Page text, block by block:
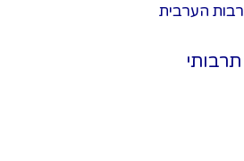
הערבית
תרבותי